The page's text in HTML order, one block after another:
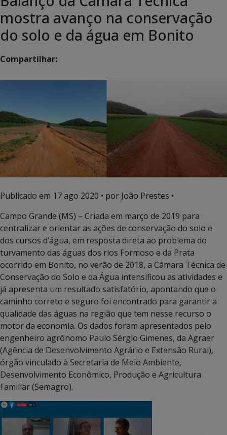
mostra avanço na conservação
do solo e da água em Bonito
Compartilhar:
Publicado em 17 ago 2020 • por João Prestes •
Campo Grande (MS) – Criada em março de 2019 para
centralizar e orientar as ações de conservação do solo e
dos cursos d’água, em resposta direta ao problema do
turvamento das águas dos rios Formoso e da Prata
ocorrido em Bonito, no verão de 2018, a Câmara Técnica de
Conservação do Solo e da Água intensificou as atividades e
já apresenta um resultado satisfatório, apontando que o
caminho correto e seguro foi encontrado para garantir a
qualidade das águas na região que tem nesse recurso o
motor da economia. Os dados foram apresentados pelo
engenheiro agrônomo Paulo Sérgio Gimenes, da Agraer
(Agência de Desenvolvimento Agrário e Extensão Rural),
órgão vinculado à Secretaria de Meio Ambiente,
Desenvolvimento Econômico, Produção e Agricultura
Familiar (Semagro).